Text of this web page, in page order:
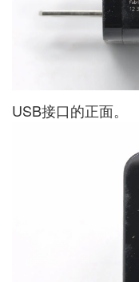
USB接口的正面。